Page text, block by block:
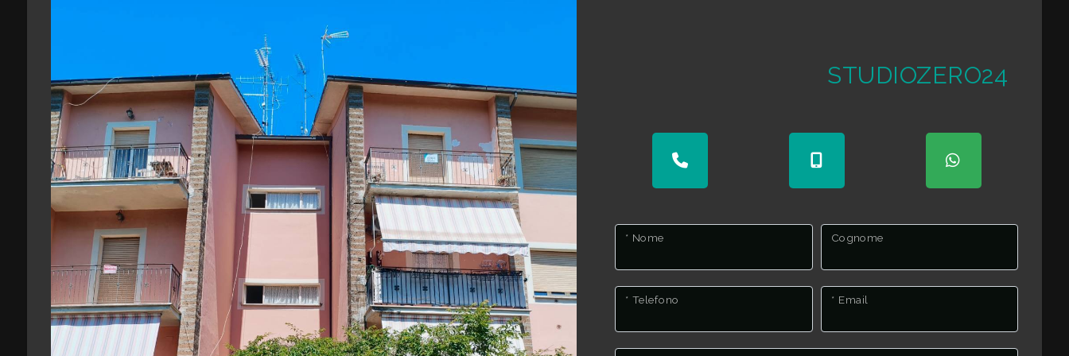
STUDIOZERO24
* Nome Cognome
* Telefono * Email
Posto auto/Box
Balcone/Terrazzo
Ascensore
Nuova costruzione
Lusso